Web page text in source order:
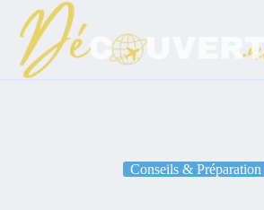
contenu
Conseils &